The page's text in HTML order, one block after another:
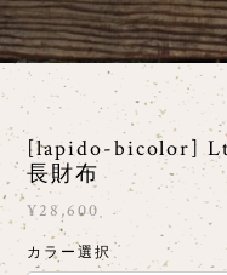
[lapido-bicolor]
長財布
¥28,600
カラー選択